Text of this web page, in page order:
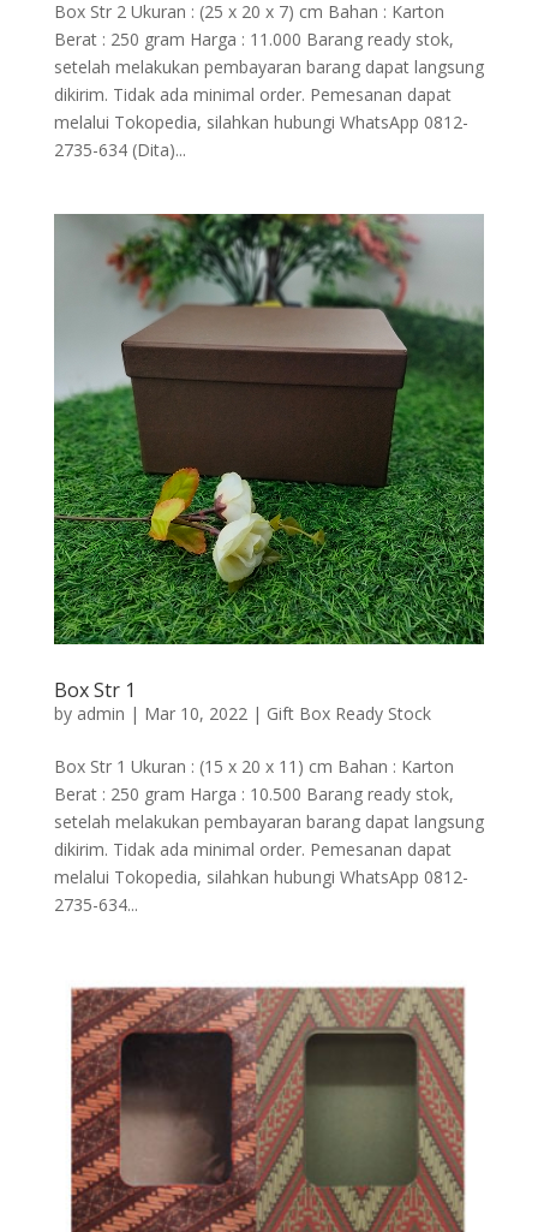
Box Str 2 Ukuran : (25 x 20 x 7) cm Bahan : Karton
Berat : 250 gram Harga : 11.000 Barang ready stok,
setelah melakukan pembayaran barang dapat langsung
dikirim. Tidak ada minimal order. Pemesanan dapat
melalui Tokopedia, silahkan hubungi WhatsApp 0812-
2735-634 (Dita)...
Box Str 1
by admin | Mar 10, 2022| Gift Box Ready Stock
Box Str 1 Ukuran : (15 x 20 x 11) cm Bahan : Karton
Berat : 250 gram Harga : 10.500 Barang ready stok,
setelah melakukan pembayaran barang dapat langsung
dikirim. Tidak ada minimal order. Pemesanan dapat
melalui Tokopedia, silahkan hubungi WhatsApp 0812-
2735-634...